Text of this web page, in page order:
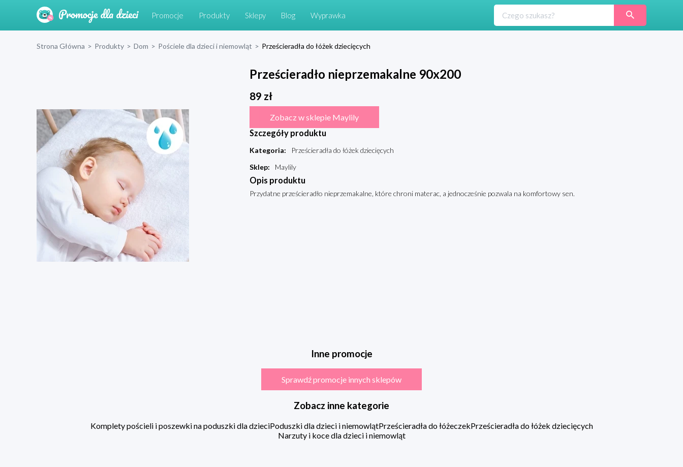
Promocje Produkty Sklepy Blog Wyprawka
Strona Główna > Produkty > Dom > Pościele dla dzieci i niemowląt > Prześcieradła do łóżek dziecięcych
Prześcieradło nieprzemakalne 90x200
89 zł
Zobacz w sklepie Maylily
Szczegóły produktu
Kategoria:
Prześcieradła do łóżek dziecięcych
Sklep: Maylily
Opis produktu
Przydatne prześcieradło nieprzemakalne, które chroni materac, a jednocześnie pozwala na komfortowy sen.
Inne promocje
Sprawdź promocje innych sklepów
Zobacz inne kategorie
Komplety pościeli i poszewki na poduszki dla dzieciPoduszki dla dzieci i niemowlątPrześcieradła do łóżeczekPrześcieradła do łóżek dziecięcych
Narzuty i koce dla dzieci i niemowląt